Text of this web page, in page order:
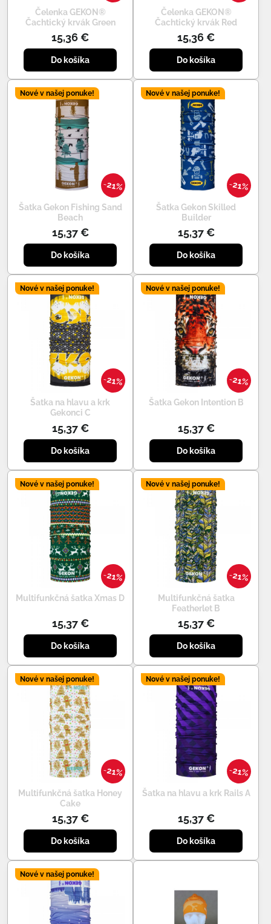
Čelenka GEKON®
Čachtický krvák Green
15,36 €
Do košíka
Čelenka GEKON®
Čachtický krvák Red
15,36 €
Do košíka
21%
Nové v našej ponuke!
Šatka Gekon Fishing Sand
Beach
15,37 €
Do košíka
21%
Nové v našej ponuke!
Šatka Gekon Skilled
Builder
15,37 €
Do košíka
21%
Nové v našej ponuke!
Šatka na hlavu a krk
Gekonci C
15,37 €
Do košíka
21%
Nové v našej ponuke!
Šatka Gekon Intention B
15,37 €
Do košíka
21%
Nové v našej ponuke!
Multifunkčná šatka Xmas D
15,37 €
Do košíka
21%
Nové v našej ponuke!
Multifunkčná šatka
Featherlet B
15,37 €
Do košíka
21%
Nové v našej ponuke!
Multifunkčná šatka Honey
Cake
15,37 €
Do košíka
21%
Nové v našej ponuke!
Šatka na hlavu a krk Rails A
15,37 €
Do košíka
Nové v našej ponuke!